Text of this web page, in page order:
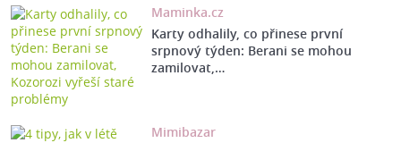
Maminka.cz
Karty odhalily, co přinese první
srpnový týden: Berani se mohou
zamilovat,…
Mimibazar